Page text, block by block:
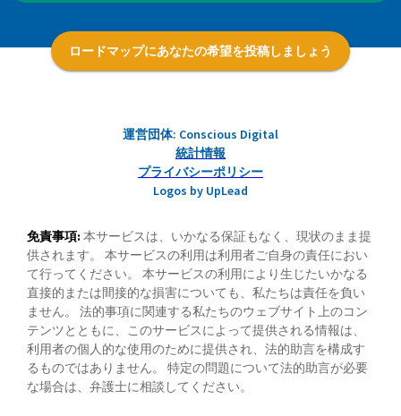
ロードマップにあなたの希望を投稿しましょう
運営団体: Conscious Digital
統計情報
プライバシーポリシー
Logos by UpLead
免責事項: 本サービスは、いかなる保証もなく、現状のまま提
供されます。 本サービスの利用は利用者ご自身の責任におい
て行ってください。 本サービスの利用により生じたいかなる
直接的または間接的な損害についても、私たちは責任を負い
ません。 法的事項に関連する私たちのウェブサイト上のコン
テンツとともに、このサービスによって提供される情報は、
利用者の個人的な使用のために提供され、法的助言を構成す
るものではありません。 特定の問題について法的助言が必要
な場合は、弁護士に相談してください。